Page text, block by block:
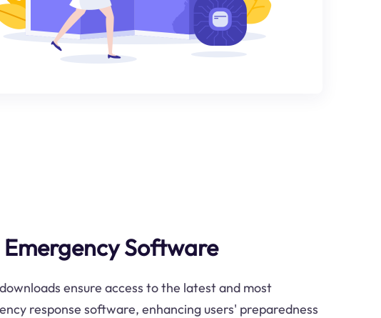
Software
ensure access to the latest and most
response software, enhancing users' preparedness